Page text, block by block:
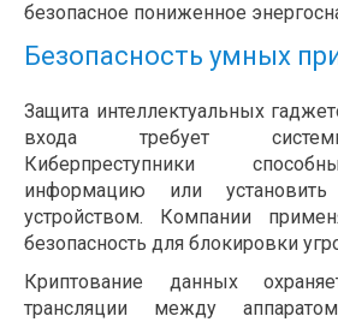
безопасное пониженное
Безопасность умных
Защита интеллектуальных
входа требует
Киберпреступники
информацию или
устройством. Компании
безопасность для блокировки
Криптование данных
трансляции между